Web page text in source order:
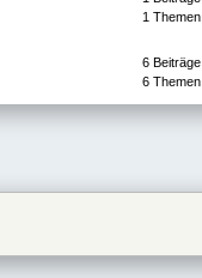
1 Themen
6 Beiträge
6 Themen